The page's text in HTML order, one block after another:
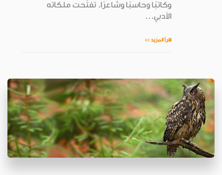
وكاتبًا وحاسبًا وشاعرًا. تفتّحت ملكاته
الأدبي...
اقرأ المزيد >>